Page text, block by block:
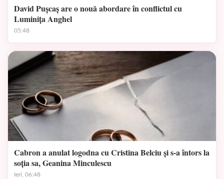
David Pușcaș are o nouă abordare în conflictul cu
Luminița Anghel
05:48
Cabron a anulat logodna cu Cristina Belciu și s-a întors la
soția sa, Geanina Minculescu
Ieri, 06:48